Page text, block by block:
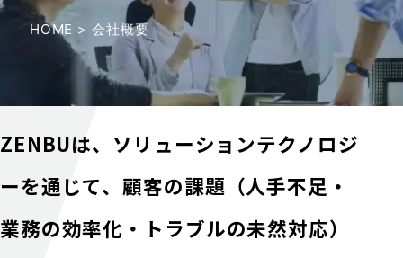
HOME >会社概要
企業理念
ZENBUは、ソリューションテクノロジ
ーを通じて、 顧客の課題（人手不足・
業務の効率化・トラブルの未然対応）